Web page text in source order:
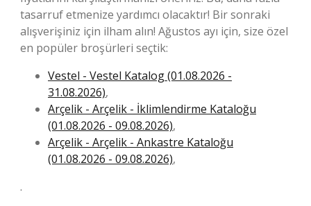
tasarruf etmenize yardımcı olacaktır! Bir sonraki
alışverişiniz için ilham alın! Ağustos ayı için, size özel
en popüler broşürleri seçtik:
Vestel - Vestel Katalog (01.08.2026 -
31.08.2026),
Arçelik - Arçelik - İklimlendirme Kataloğu
(01.08.2026 - 09.08.2026),
Arçelik - Arçelik - Ankastre Kataloğu
(01.08.2026 - 09.08.2026),
.